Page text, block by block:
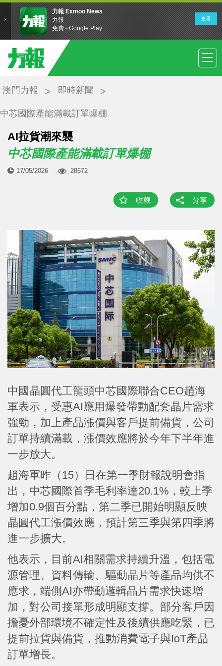
澳門力報 即時新聞
中芯國際產能滿載訂單爆棚
AI拉貨潮來襲
中芯國際產能滿載訂單爆棚
17/05/2026 28672
收藏 分享
中國晶圓代工龍頭中芯國際聯合CEO趙海
軍表示，受惠AI應用爆發帶動配套晶片需求
強勁，加上產品漲價與客戶提前備貨，公司
訂單持續滿載，漲價效應將於今年下半年進
一步放大。
趙海軍昨（15）日在第一季財報說明會指
出，中芯國際首季毛利率達20.1%，較上季
增加0.9個百分點，第二季已開始明顯反映
晶圓代工漲價效應，預計第三季與第四季將
進一步擴大。
他表示，目前AI相關需求持續升溫，包括電
源管理、資料傳輸、驅動晶片等產品均供不
應求，端側AI亦帶動邏輯晶片需求快速增
加，對公司接單形成明顯支撐。部分客戶因
擔憂外部環境不確定性及後續供應吃緊，已
提前拉貨與備貨，推動消費電子與IoT產品
訂單增長。